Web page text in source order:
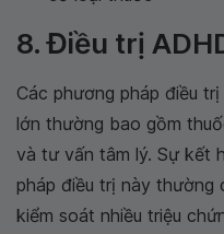
8. Điều trị
Các phương pháp điều
lớn thường bao gồm
và tư vấn tâm lý. Sự kết
pháp điều trị này thường
kiểm soát nhiều triệu